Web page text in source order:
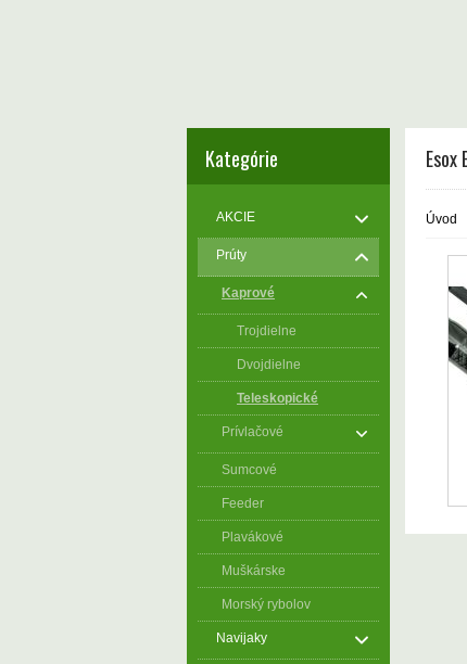
Kategórie
AKCIE
Prúty
Kaprové
Trojdielne
Dvojdielne
Teleskopické
Prívlačové
Sumcové
Feeder
Plavákové
Muškárske
Morský rybolov
Navijaky
Úvod